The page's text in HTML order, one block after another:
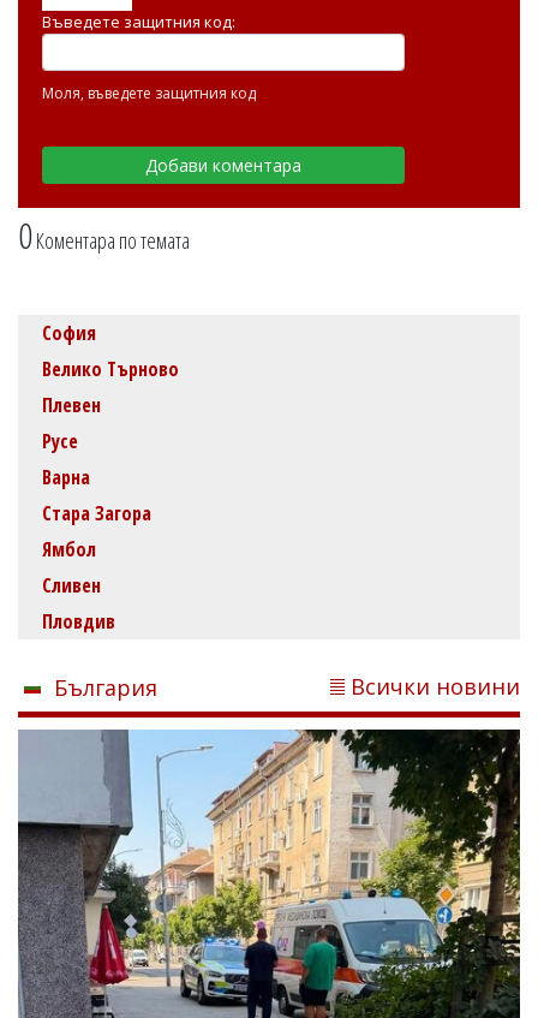
0Коментара по темата
Въведете защитния код:
Моля, въведете защитния код
София
Велико Търново
Плевен
Русе
Варна
Стара Загора
Ямбол
Сливен
Пловдив
България Всички новини